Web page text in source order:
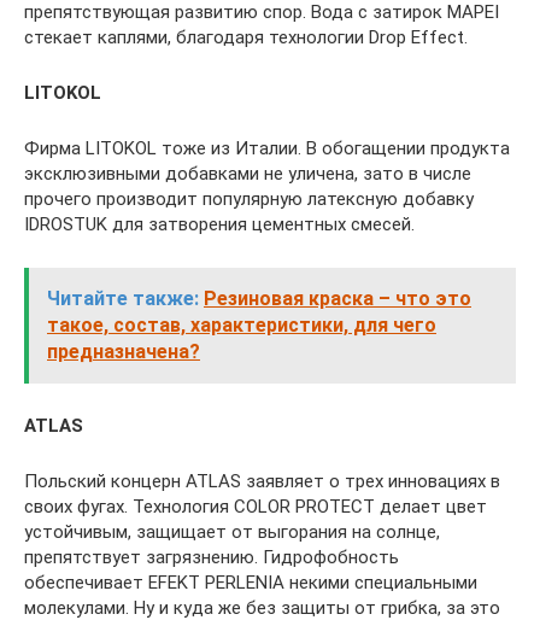
препятствующая развитию спор. Вода с затирок MAPEI
стекает каплями, благодаря технологии Drop Effect.
LITOKOL
Фирма LITOKOL тоже из Италии. В обогащении продукта
эксклюзивными добавками не уличена, зато в числе
прочего производит популярную латексную добавку
IDROSTUK для затворения цементных смесей.
Читайте также: Резиновая краска – что это
такое, состав, характеристики, для чего
предназначена?
ATLAS
Польский концерн ATLAS заявляет о трех инновациях в
своих фугах. Технология COLOR PROTECT делает цвет
устойчивым, защищает от выгорания на солнце,
препятствует загрязнению. Гидрофобность
обеспечивает EFEKT PERLENIA некими специальными
молекулами. Ну и куда же без защиты от грибка, за это